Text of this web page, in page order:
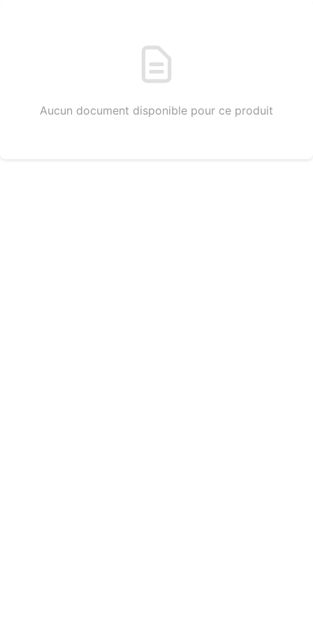
Aucun document disponible pour ce produit